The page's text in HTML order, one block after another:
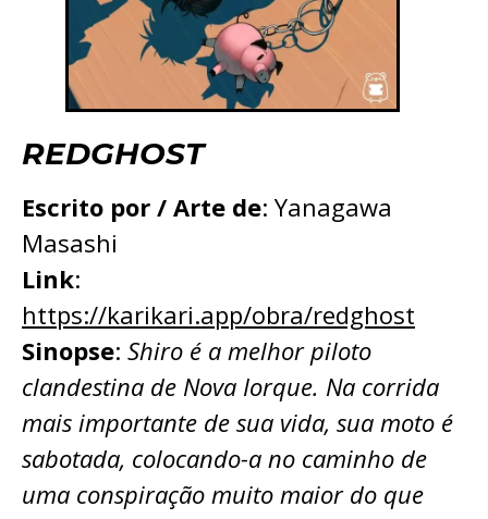
REDGHOST
Escrito por / Arte de: Yanagawa
Masashi
Link:
https://karikari.app/obra/redghost
Sinopse: Shiro é a melhor piloto
clandestina de Nova Iorque. Na corrida
mais importante de sua vida, sua moto é
sabotada, colocando-a no caminho de
uma conspiração muito maior do que